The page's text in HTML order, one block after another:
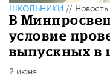
ШКОЛЬНИКИ//Новость
В
условие
выпускных в
2 июня